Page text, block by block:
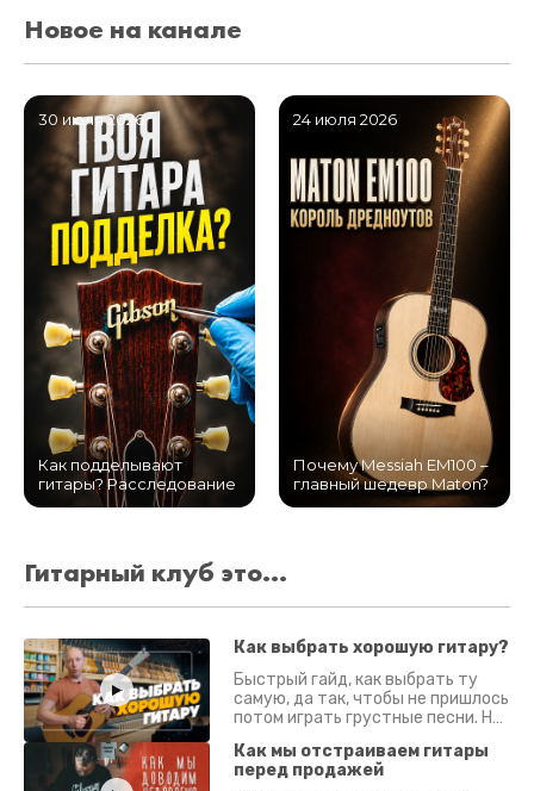
Новое на канале
30 июля 2026
Как подделывают
гитары? Расследование
24 июля 2026
Почему Messiah EM100 –
главный шедевр Maton?
Гитарный клуб это...
Как выбрать хорошую гитару?
Быстрый гайд, как выбрать ту
самую, да так, чтобы не пришлось
потом играть грустные песни. На
Как мы отстраиваем гитары
перед продажей